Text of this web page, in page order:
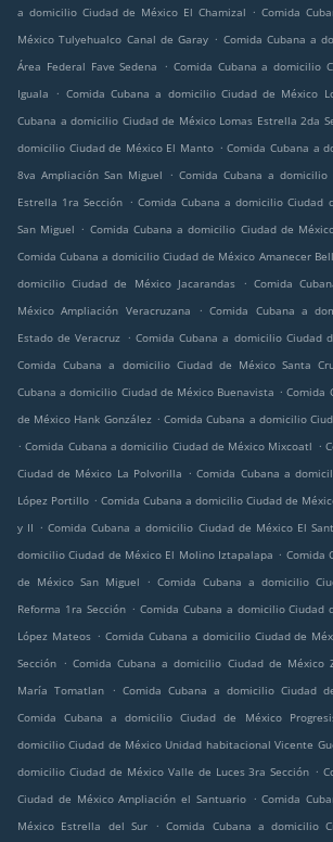
a domicilio Ciudad de México El Chamizal . Comida
México Tulyehualco Canal de Garay . Comida Cubana a
Área Federal Fave Sedena
. Comida Cubana a domicilio
Iguala
. Comida Cubana a domicilio Ciudad de México
Cubana a domicilio Ciudad de México Lomas Estrella 2da
domicilio Ciudad de México El Manto . Comida Cubana a
8va Ampliación San Miguel
. Comida Cubana a
Estrella 1ra Sección . Comida Cubana a domicilio Ciudad
San Miguel . Comida Cubana a domicilio Ciudad de
Comida Cubana a domicilio Ciudad de México Amanecer
domicilio Ciudad de México Jacarandas
. Comida
México Ampliación Veracruzana
. Comida Cubana a
Estado de Veracruz . Comida Cubana a domicilio Ciudad
Comida Cubana a domicilio Ciudad de México Santa
Cubana a domicilio Ciudad de México Buenavista . Comida
de México Hank González . Comida Cubana a domicilio
. Comida Cubana a domicilio Ciudad de México Mixcoatl .
Ciudad de México La Polvorilla . Comida Cubana a
López Portillo . Comida Cubana a domicilio Ciudad de
y II . Comida Cubana a domicilio Ciudad de México El
domicilio Ciudad de México El Molino Iztapalapa . Comida
de México San Miguel
. Comida Cubana a domicilio
Reforma 1ra Sección . Comida Cubana a domicilio Ciudad
López Mateos . Comida Cubana a domicilio Ciudad de
Sección . Comida Cubana a domicilio Ciudad de México
María Tomatlan
. Comida Cubana a domicilio Ciudad
Comida Cubana a domicilio Ciudad de México
domicilio Ciudad de México Unidad habitacional Vicente
domicilio Ciudad de México Valle de Luces 3ra Sección .
Ciudad de México Ampliación el Santuario . Comida
México Estrella del Sur
. Comida Cubana a domicilio